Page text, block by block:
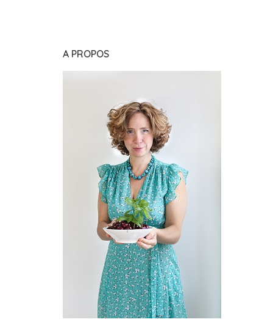
A PROPOS